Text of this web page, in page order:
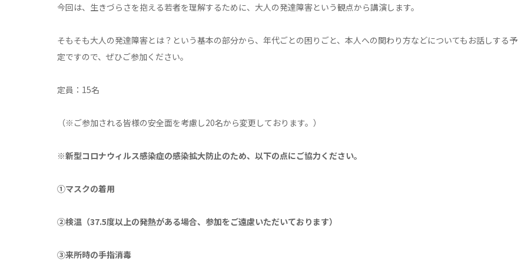
今回は、生きづらさを抱える若者を理解するために、大人の発達障害という観点から講演します。
そもそも大人の発達障害とは？という基本の部分から、年代ごとの困りごと、本人への関わり方などについてもお話しする予
定ですので、ぜひご参加ください。
定員：15名
（※ご参加される皆様の安全面を考慮し20名から変更しております。）
※新型コロナウィルス感染症の感染拡大防止のため、以下の点にご協力ください。
①マスクの着用
②検温（37.5度以上の発熱がある場合、参加をご遠慮いただいております）
③来所時の手指消毒